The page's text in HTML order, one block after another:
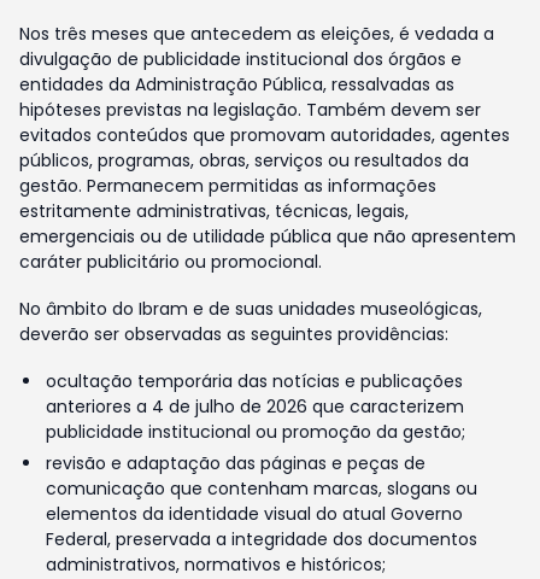
Nos três meses que antecedem as eleições, é vedada a
divulgação de publicidade institucional dos órgãos e
entidades da Administração Pública, ressalvadas as
hipóteses previstas na legislação. Também devem ser
evitados conteúdos que promovam autoridades, agentes
públicos, programas, obras, serviços ou resultados da
gestão. Permanecem permitidas as informações
estritamente administrativas, técnicas, legais,
emergenciais ou de utilidade pública que não apresentem
caráter publicitário ou promocional.
No âmbito do Ibram e de suas unidades museológicas,
deverão ser observadas as seguintes providências:
ocultação temporária das notícias e publicações
anteriores a 4 de julho de 2026 que caracterizem
publicidade institucional ou promoção da gestão;
revisão e adaptação das páginas e peças de
comunicação que contenham marcas, slogans ou
elementos da identidade visual do atual Governo
Federal, preservada a integridade dos documentos
administrativos, normativos e históricos;